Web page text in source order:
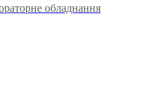
обладнання